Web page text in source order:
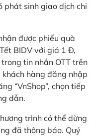
phát sinh giao dịch chi
được phiếu quà
BIDV với giá 1 Đ,
tin nhắn OTT trên
hàng đăng nhập
“VnShop”, chọn tiếp
dẫn.
trình có thể dừng
đã thông báo. Quý